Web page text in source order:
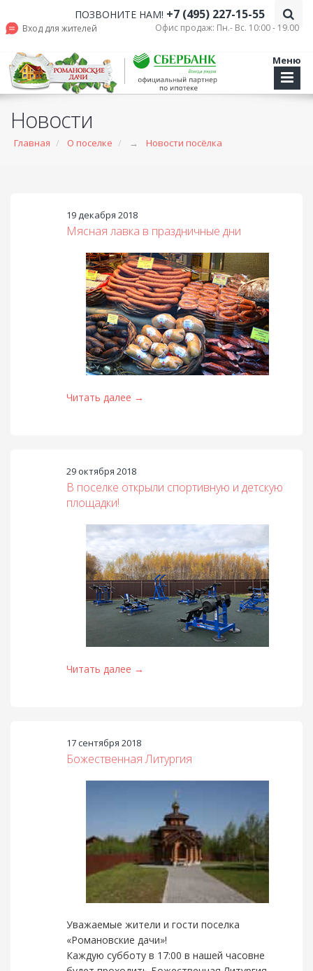
Офис продаж: Пн.- Вс. 10:00 - 19.00
Вход для жителей
ПОЗВОНИТЕ НАМ! +7 (495) 227-15-55
Меню
Новости
Главная О поселке → Новости посёлка
19 декабря 2018
Мясная лавка в праздничные дни
Читать далее →
29 октября 2018
В поселке открыли спортивную и детскую
площадки!
Читать далее →
17 сентября 2018
Божественная Литургия
Уважаемые жители и гости поселка
«Романовские дачи»!
Каждую субботу в 17:00 в нашей часовне